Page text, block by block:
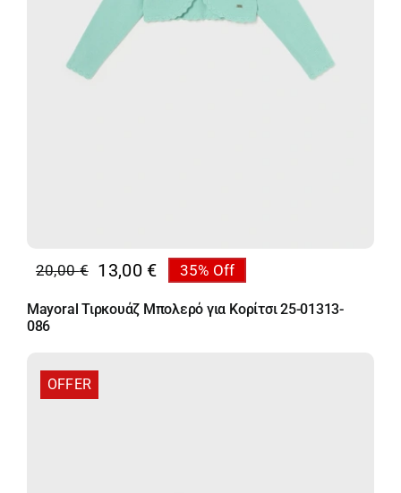
20,00€
Original
price
was:
13,00 €
Η
τρέχουσα
τιμή
13,00 €.
35% Off
Mayoral Τιρκουάζ Μπολερό για Κορίτσι 25-01313-
086
OFFER